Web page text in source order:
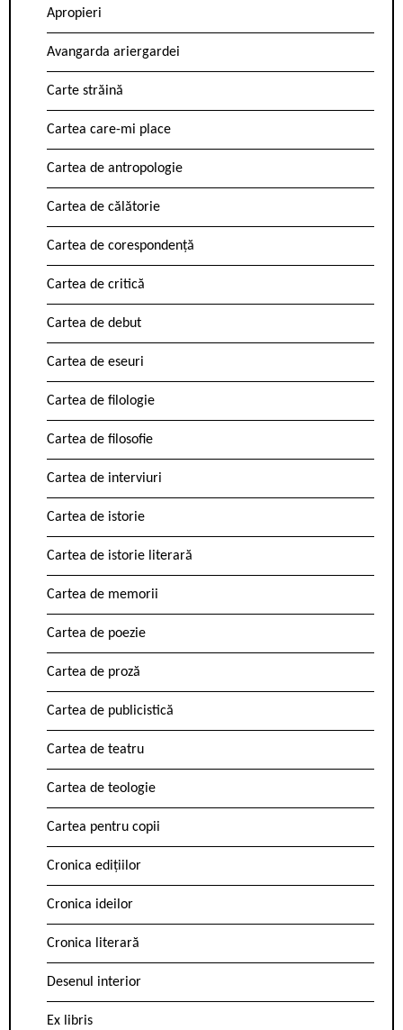
Apropieri
Avangarda ariergardei
Carte străină
Cartea care-mi place
Cartea de antropologie
Cartea de călătorie
Cartea de corespondență
Cartea de critică
Cartea de debut
Cartea de eseuri
Cartea de filologie
Cartea de filosofie
Cartea de interviuri
Cartea de istorie
Cartea de istorie literară
Cartea de memorii
Cartea de poezie
Cartea de proză
Cartea de publicistică
Cartea de teatru
Cartea de teologie
Cartea pentru copii
Cronica edițiilor
Cronica ideilor
Cronica literară
Desenul interior
Ex libris